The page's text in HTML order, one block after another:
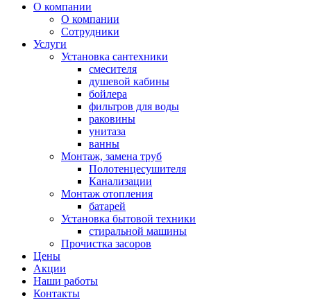
О компании
О компании
Сотрудники
Услуги
Установка сантехники
смесителя
душевой кабины
бойлера
фильтров для воды
раковины
унитаза
ванны
Монтаж, замена труб
Полотенцесушителя
Канализации
Монтаж отопления
батарей
Установка бытовой техники
стиральной машины
Прочистка засоров
Цены
Акции
Наши работы
Контакты